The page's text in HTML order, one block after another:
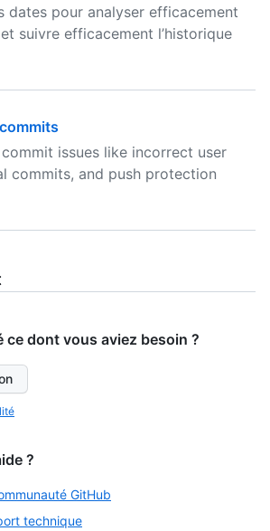
dates pour analyser efficacement
suivre efficacement l’historique
issues like incorrect user
commits, and push protection
dont vous aviez besoin ?
?
GitHub
technique